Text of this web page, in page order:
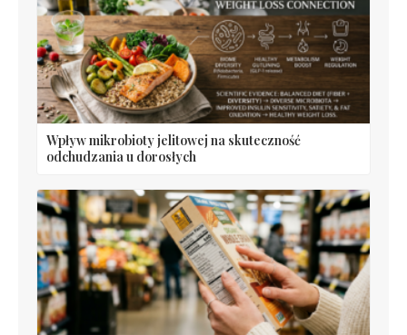
Wpływ mikrobioty jelitowej na skuteczność
odchudzania u dorosłych